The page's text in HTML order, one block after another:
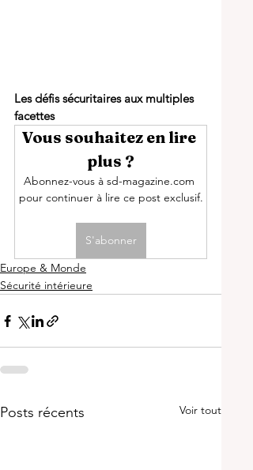
Les défis sécuritaires aux multiples
facettes
Vous souhaitez en lire
plus ?
Abonnez-vous à sd-magazine.com
pour continuer à lire ce post exclusif.
S'abonner
Europe & Monde
Sécurité intérieure
Posts récents Voir tout